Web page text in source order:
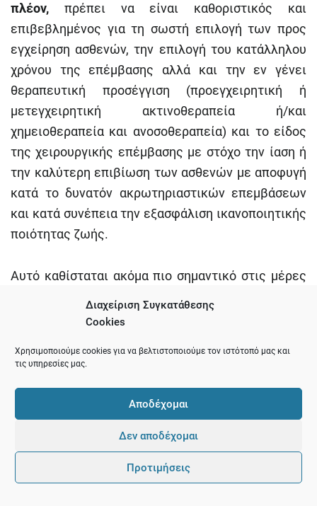
Διαχείριση Συγκατάθεσης
Cookies
Χρησιμοποιούμε cookies για να βελτιστοποιούμε τον ιστότοπό μας και
τις υπηρεσίες μας.
Αποδέχομαι
Δεν αποδέχομαι
Προτιμήσεις
πλέον, πρέπει να είναι καθοριστικός και
επιβεβλημένος για τη σωστή επιλογή των προς
εγχείρηση ασθενών, την επιλογή του κατάλληλου
χρόνου της επέμβασης αλλά και την εν γένει
θεραπευτική προσέγγιση (προεγχειρητική ή
μετεγχειρητική ακτινοθεραπεία ή/και
χημειοθεραπεία και ανοσοθεραπεία) και το είδος
της χειρουργικής επέμβασης με στόχο την ίαση ή
την καλύτερη επιβίωση των ασθενών με αποφυγή
κατά το δυνατόν ακρωτηριαστικών επεμβάσεων
και κατά συνέπεια την εξασφάλιση ικανοποιητικής
ποιότητας ζωής.
Αυτό καθίσταται ακόμα πιο σημαντικό στις μέρες
νεότερων ηλικιών και αφετέρου ηλικιωμένοι με
Πρόεδρος της Ελληνικής Εταιρείας Χειρουργικής
δεν έχει αναγνωρισθεί ακόμα η
Χειρουργική Ογκολογία ως ιατρική εξειδίκευση
όπως είναι η Παθολογική Ογκολογία και η
παρά την από 10ετίας και πλέον
θετική γνωμοδότηση του Κεντρικού Συμβουλίου